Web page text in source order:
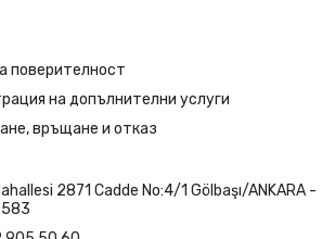
поверителност
на допълнителни услуги
връщане и отказ
2871 Cadde No:4/1 Gölbaşı/ANKARA -